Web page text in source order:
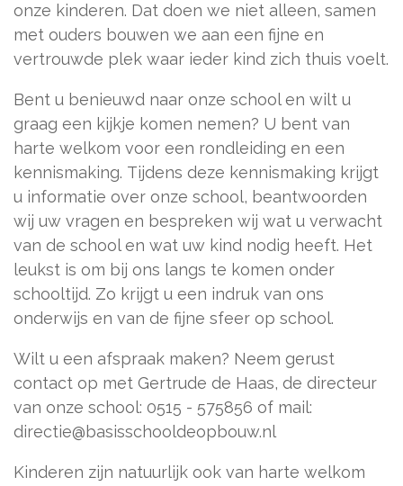
onze kinderen. Dat doen we niet alleen, samen
met ouders bouwen we aan een fijne en
vertrouwde plek waar ieder kind zich thuis voelt.
Bent u benieuwd naar onze school en wilt u
graag een kijkje komen nemen? U bent van
harte welkom voor een rondleiding en een
kennismaking. Tijdens deze kennismaking krijgt
u informatie over onze school, beantwoorden
wij uw vragen en bespreken wij wat u verwacht
van de school en wat uw kind nodig heeft. Het
leukst is om bij ons langs te komen onder
schooltijd. Zo krijgt u een indruk van ons
onderwijs en van de fijne sfeer op school.
Wilt u een afspraak maken? Neem gerust
contact op met Gertrude de Haas, de directeur
van onze school: 0515 - 575856 of mail:
directie@basisschooldeopbouw.nl
Kinderen zijn natuurlijk ook van harte welkom